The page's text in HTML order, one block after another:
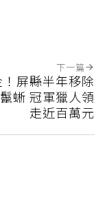
下一篇
屏縣半年移除
蜥 冠軍獵人領
走近百萬元